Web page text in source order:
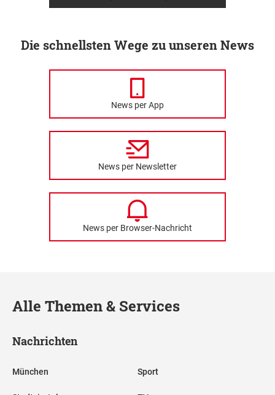
Die schnellsten Wege zu unseren News
News per App
News per Newsletter
News per Browser-Nachricht
Alle Themen & Services
Nachrichten
München Sport